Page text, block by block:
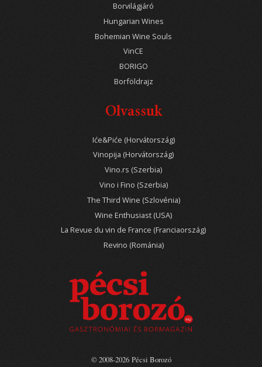
Borvilágjáró
Hungarian Wines
Bohemian Wine Souls
VinCE
BORIGO
Borföldrajz
Olvassuk
Iće&Piće (Horvátország)
Vinopija (Horvátország)
Vino.rs (Szerbia)
Vino i Fino (Szerbia)
The Third Wine (Szlovénia)
Wine Enthusiast (USA)
La Revue du vin de France (Franciaország)
Revino (Románia)
© 2008-2026 Pécsi Borozó